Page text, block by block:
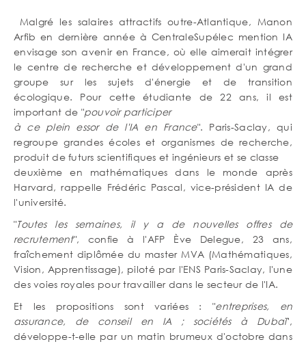
Malgré les salaires attractifs outre-Atlantique, Manon
Arfib en dernière année à CentraleSupélec mention IA
envisage son avenir en France, où elle aimerait intégrer
le centre de recherche et développement d'un grand
groupe sur les sujets d'énergie et de transition
écologique. Pour cette étudiante de 22 ans, il est
important de "pouvoir participer
à ce plein essor de l'IA en France". Paris-Saclay, qui
regroupe grandes écoles et organismes de recherche,
produit de futurs scientifiques et ingénieurs et se classe
deuxième en mathématiques dans le monde après
Harvard, rappelle Frédéric Pascal, vice-président IA de
l'université.
"Toutes les semaines, il y a de nouvelles offres de
recrutement", confie à l'AFP Ève Delegue, 23 ans,
fraîchement diplômée du master MVA (Mathématiques,
Vision, Apprentissage), piloté par l'ENS Paris-Saclay, l'une
des voies royales pour travailler dans le secteur de l'IA.
Et les propositions sont variées : "entreprises, en
assurance, de conseil en IA ; sociétés à Dubaï",
développe-t-elle par un matin brumeux d'octobre dans